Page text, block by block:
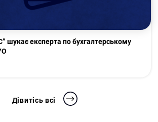
шукає експерта по бухгалтерському
Дівитісь всі